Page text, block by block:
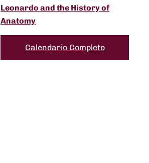
Leonardo and the History of
Anatomy
Calendario Completo